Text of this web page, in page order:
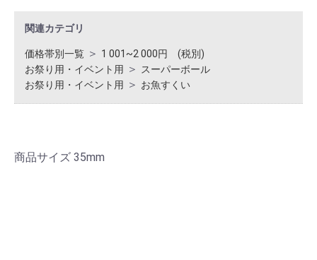
関連カテゴリ
価格帯別一覧 ＞ 1 001~2 000円 (税別)
お祭り用・イベント用
＞
スーパーボール
お祭り用・イベント用
＞ お魚すくい
商品サイズ 35mm